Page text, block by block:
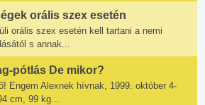
orális szex esetén
orális szex esetén kell tartani a nemi
s annak...
pótlás De mikor?
Engem Alexnek hívnak, 1999. október 4-
cm, 99 kg...